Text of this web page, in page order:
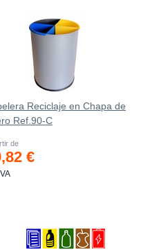
Reciclaje en Chapa de
Ref.90-C
de
€